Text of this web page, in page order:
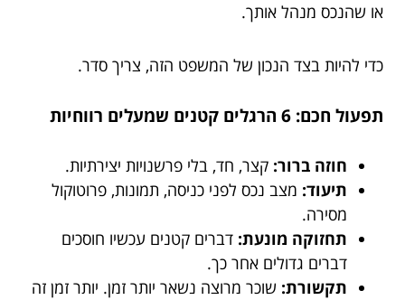
או שהנכס מנהל אותך.
כדי להיות בצד הנכון של המשפט הזה, צריך סדר.
תפעול חכם: 6 הרגלים קטנים שמעלים רווחיות
חוזה ברור: קצר, חד, בלי פרשנויות יצירתיות.
תיעוד: מצב נכס לפני כניסה, תמונות, פרוטוקול
מסירה.
תחזוקה מונעת: דברים קטנים עכשיו חוסכים
דברים גדולים אחר כך.
תקשורת: שוכר מרוצה נשאר יותר זמן. יותר זמן זה